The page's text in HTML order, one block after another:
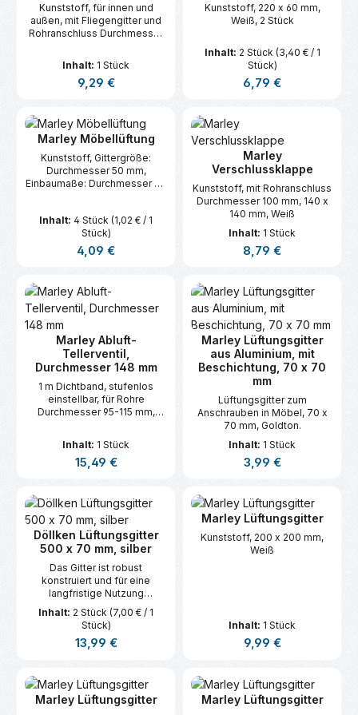
Kunststoff, für innen und
außen, mit Fliegengitter und
Rohranschluss Durchmesser
mm, Weiß
Inhalt: 1 Stück
Regulärer Preis:
9,29 €
Kunststoff, 220 x 60 mm,
Weiß, 2 Stück
Inhalt: 2 Stück (3,40 € / 1
Stück)
Regulärer Preis:
6,79 €
Marley Möbellüftung
Kunststoff, Gittergröße:
Durchmesser 50 mm,
Einbaumaße: Durchmesser 45
Inhalt: 4 Stück (1,02 € / 1
Stück)
Regulärer Preis:
4,09 €
Marley
Verschlussklappe
Kunststoff, mit Rohranschluss
Durchmesser 100 mm, 140 x
140 mm, Weiß
Inhalt: 1 Stück
Regulärer Preis:
8,79 €
Marley Abluft-
Tellerventil,
Durchmesser 148 mm
1 m Dichtband, stufenlos
einstellbar, für Rohre
Durchmesser 95-115 mm,
Inhalt: 1 Stück
Regulärer Preis:
15,49 €
Marley Lüftungsgitter
aus Aluminium, mit
Beschichtung, 70 x 70
mm
Lüftungsgitter zum
Anschrauben in Möbel, 70 x
70 mm, Goldton.
Inhalt: 1 Stück
Regulärer Preis:
3,99 €
Döllken Lüftungsgitter
500 x 70 mm, silber
Das Gitter ist robust
konstruiert und für eine
langfristige Nutzung
ausgelegt.
Inhalt: 2 Stück (7,00 € / 1
Stück)
Regulärer Preis:
13,99 €
Marley Lüftungsgitter
Kunststoff, 200 x 200 mm,
Weiß
Inhalt: 1 Stück
Regulärer Preis:
9,99 €
Marley Lüftungsgitter Marley Lüftungsgitter